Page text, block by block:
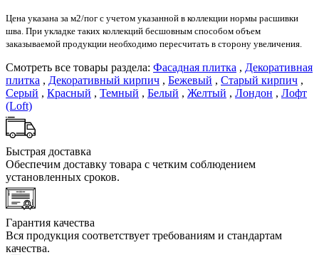
Цена указана за м2/пог с учетом указанной в коллекции нормы расшивки
шва. При укладке таких коллекций бесшовным способом объем
заказываемой продукции необходимо пересчитать в сторону увеличения.
Смотреть все товары раздела: Фасадная плитка , Декоративная
плитка , Декоративный кирпич , Бежевый , Старый кирпич ,
Серый , Красный , Темный , Белый , Желтый , Лондон , Лофт
(Loft)
Быстрая доставка
Обеспечим доставку товара с четким соблюдением
установленных сроков.
Гарантия качества
Вся продукция соответствует требованиям и стандартам
качества.